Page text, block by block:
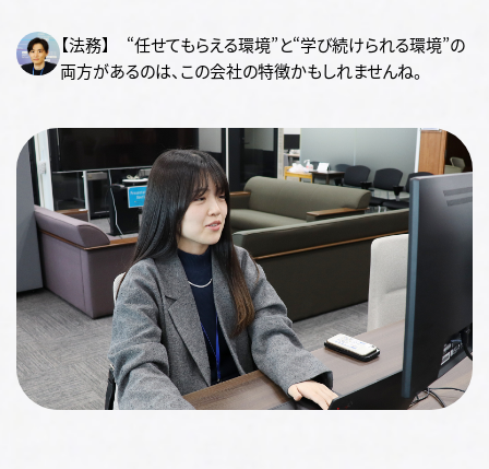
【法務】 “任せてもらえる環境”と“学び続けられる環境”の
両方があるのは、この会社の特徴かもしれませんね。